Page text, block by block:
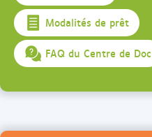
Modalités de prêt
FAQ du Centre de Doc